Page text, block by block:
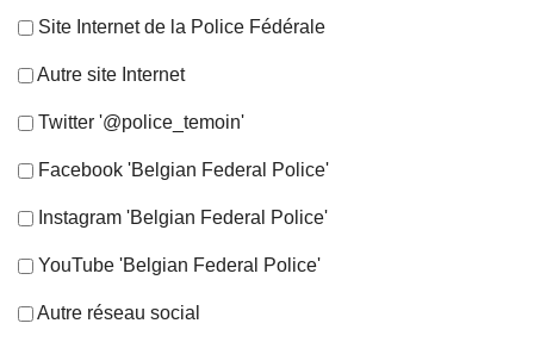
Site Internet de la Police Fédérale
Autre site Internet
Twitter '@police_temoin'
Facebook 'Belgian Federal Police'
Instagram 'Belgian Federal Police'
YouTube 'Belgian Federal Police'
Autre réseau social